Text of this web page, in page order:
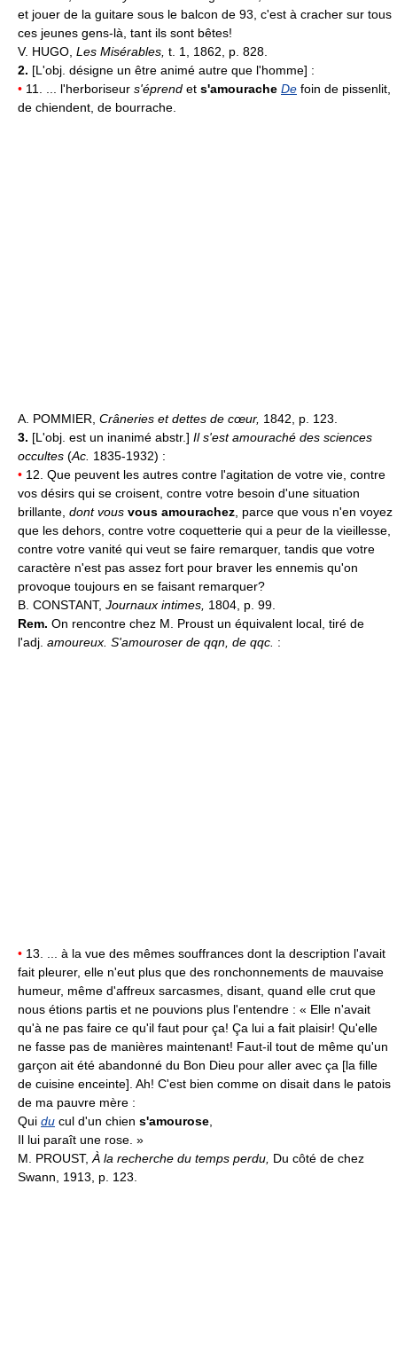
et jouer de la guitare sous le balcon de 93, c'est à cracher sur tous
ces jeunes gens-là, tant ils sont bêtes!
V. HUGO, Les Misérables, t. 1, 1862, p. 828.
2. [L'obj. désigne un être animé autre que l'homme] :
• 11. ... l'herboriseur s'éprend et s'amourache De foin de pissenlit,
de chiendent, de bourrache.
A. POMMIER, Crâneries et dettes de cœur, 1842, p. 123.
3. [L'obj. est un inanimé abstr.] Il s'est amouraché des sciences
occultes (Ac. 1835-1932) :
• 12. Que peuvent les autres contre l'agitation de votre vie, contre
vos désirs qui se croisent, contre votre besoin d'une situation
brillante, dont vous vous amourachez , parce que vous n'en voyez
que les dehors, contre votre coquetterie qui a peur de la vieillesse,
contre votre vanité qui veut se faire remarquer, tandis que votre
caractère n'est pas assez fort pour braver les ennemis qu'on
provoque toujours en se faisant remarquer?
B. CONSTANT, Journaux intimes, 1804, p. 99.
Rem. On rencontre chez M. Proust un équivalent local, tiré de
l'adj. amoureux. S'amouroser de qqn, de qqc. :
• 13. ... à la vue des mêmes souffrances dont la description l'avait
fait pleurer, elle n'eut plus que des ronchonnements de mauvaise
humeur, même d'affreux sarcasmes, disant, quand elle crut que
nous étions partis et ne pouvions plus l'entendre : « Elle n'avait
qu'à ne pas faire ce qu'il faut pour ça! Ça lui a fait plaisir! Qu'elle
ne fasse pas de manières maintenant! Faut-il tout de même qu'un
garçon ait été abandonné du Bon Dieu pour aller avec ça [la fille
de cuisine enceinte]. Ah! C'est bien comme on disait dans le patois
de ma pauvre mère :
Qui du cul d'un chien s'amourose
Il lui paraît une rose. »
M. PROUST, À la recherche du temps perdu, Du côté de chez
Swann, 1913, p. 123.